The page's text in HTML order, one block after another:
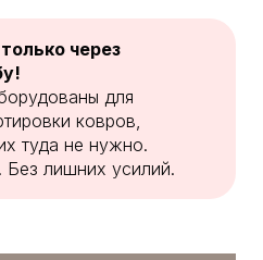
через
для
ковров,
туда не нужно.
лишних усилий.